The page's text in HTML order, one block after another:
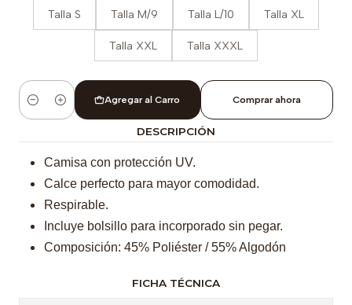
Talla S Talla M/9 Talla L/10 Talla XL
Talla XXL Talla XXXL
Cantidad
Agregar al Carro Comprar ahora
DESCRIPCIÓN
Camisa con protección UV.
Calce perfecto para mayor comodidad.
Respirable.
Incluye bolsillo para incorporado sin pegar.
Composición: 45% Poliéster / 55% Algodón
FICHA TÉCNICA